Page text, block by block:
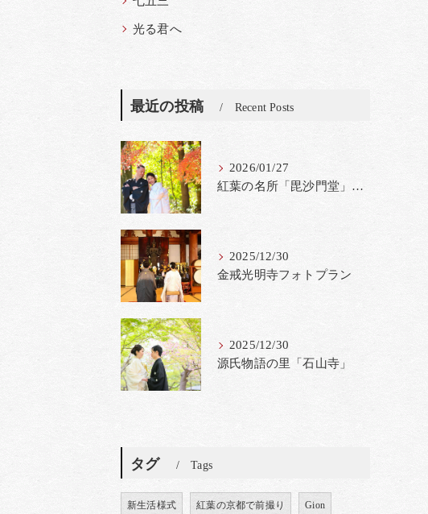
光る君へ
最近の投稿 Recent Posts
2026/01/27
紅葉の名所「毘沙門堂」撮影料金改定
2025/12/30
金戒光明寺フォトプラン
2025/12/30
源氏物語の里「石山寺」
タグ Tags
新生活様式 紅葉の京都で前撮り Gion